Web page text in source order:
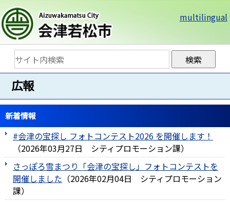
multilingual
広報
新着情報
#会津の宝探し フォトコンテスト2026 を開催します！
（2026年03月27日 シティプロモーション課）
さっぽろ雪まつり「会津の宝探し」フォトコンテストを
開催しました （2026年02月04日
シティプロモーション
課）